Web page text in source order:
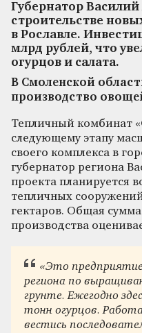
Губернатор
строительстве
в Рославле.
млрд рублей, что
огурцов и салата.
В Смоленской
производство
Тепличный комбинат
следующему этапу
своего комплекса в
губернатор региона
проекта планируется
тепличных
гектаров. Общая
производства
«Это
региона по
грунте. Ежегодно
тонн огурцов.
вестись